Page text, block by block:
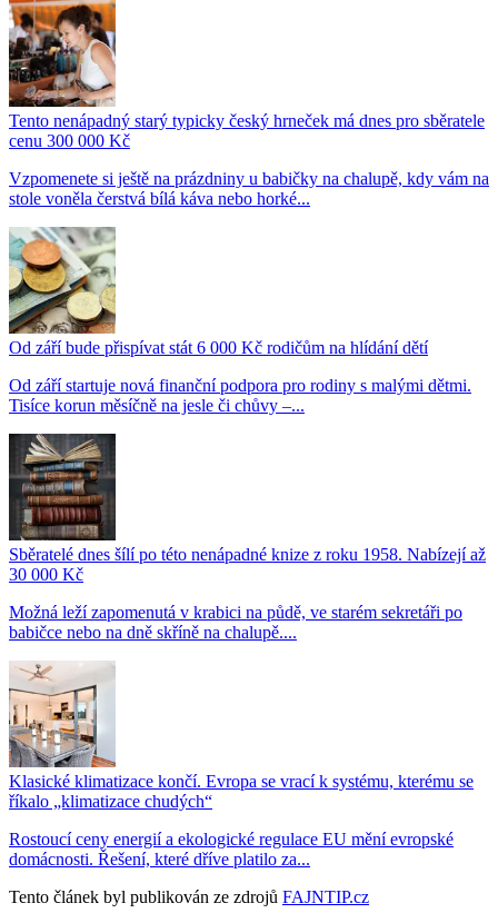
Tento nenápadný starý typicky český hrneček má dnes pro sběratele
cenu 300 000 Kč
Vzpomenete si ještě na prázdniny u babičky na chalupě, kdy vám na
stole voněla čerstvá bílá káva nebo horké...
Od září bude přispívat stát 6 000 Kč rodičům na hlídání dětí
Od září startuje nová finanční podpora pro rodiny s malými dětmi.
Tisíce korun měsíčně na jesle či chůvy –...
Sběratelé dnes šílí po této nenápadné knize z roku 1958. Nabízejí až
30 000 Kč
Možná leží zapomenutá v krabici na půdě, ve starém sekretáři po
babičce nebo na dně skříně na chalupě....
Klasické klimatizace končí. Evropa se vrací k systému, kterému se
říkalo „klimatizace chudých“
Rostoucí ceny energií a ekologické regulace EU mění evropské
domácnosti. Řešení, které dříve platilo za...
Tento článek byl publikován ze zdrojů FAJNTIP.cz